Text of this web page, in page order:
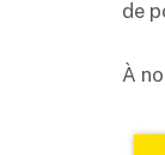
de
À